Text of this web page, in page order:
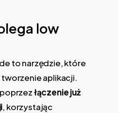
low
to narzędzie, które
tworzenie aplikacji.
łączenie już
, korzystając